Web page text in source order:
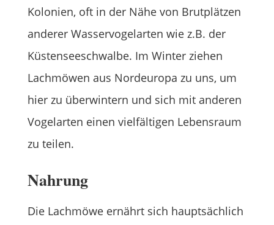
Kolonien, oft in der Nähe von Brutplätzen
anderer Wasservogelarten wie z.B. der
Küstenseeschwalbe. Im Winter ziehen
Lachmöwen aus Nordeuropa zu uns, um
hier zu überwintern und sich mit anderen
Vogelarten einen vielfältigen Lebensraum
zu teilen.
Nahrung
Die Lachmöwe ernährt sich hauptsächlich